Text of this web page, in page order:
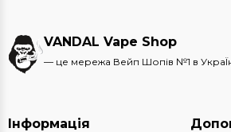
VANDAL Vape Shop
— це мережа Вейп Шопів №1 в
Інформація